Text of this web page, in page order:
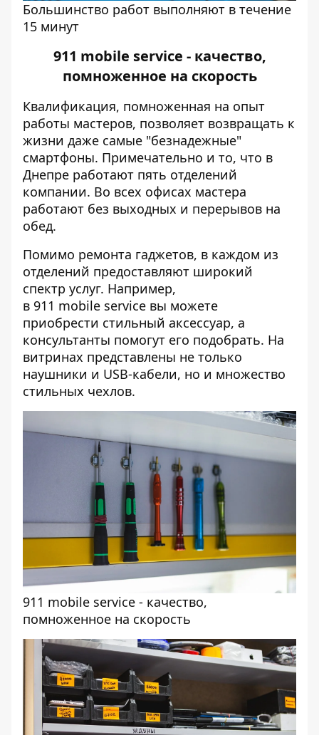
Большинство работ выполняют в течение
15 минут
911 mobile service - качество,
помноженное на скорость
Квалификация, помноженная на опыт
работы мастеров, позволяет возвращать к
жизни даже самые "безнадежные"
смартфоны. Примечательно и то, что в
Днепре работают пять отделений
компании. Во всех офисах мастера
работают без выходных и перерывов на
обед.
Помимо ремонта гаджетов, в каждом из
отделений предоставляют широкий
спектр услуг. Например,
в 911 mobile service вы можете
приобрести стильный аксессуар, а
консультанты помогут его подобрать. На
витринах представлены не только
наушники и USB-кабели, но и множество
стильных чехлов.
911 mobile service - качество,
помноженное на скорость